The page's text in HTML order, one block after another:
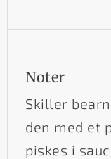
Noter
Skiller
den med et
piskes i